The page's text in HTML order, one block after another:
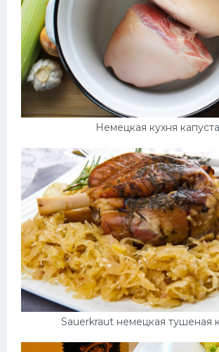
Немецкая кухня капуста
Sauerkraut немецкая тушеная